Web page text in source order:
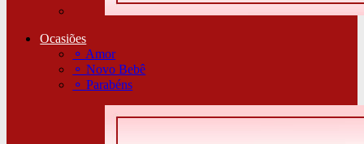
Ocasiões
⚬ Amor
⚬Novo Bebê
⚬Parabéns